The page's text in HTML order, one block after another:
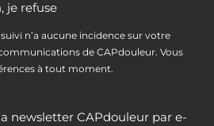
je refuse
n’a aucune incidence sur votre
de CAPdouleur. Vous
à tout moment.
newsletter CAPdouleur par e-